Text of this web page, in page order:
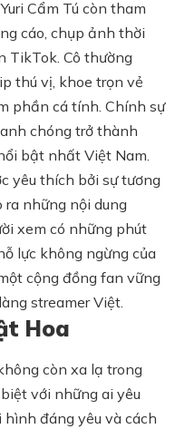
Cẩm Tú còn tham
cáo, chụp ảnh thời
TikTok. Cô thường
thú vị, khoe trọn vẻ
phần cá tính. Chính sự
chóng trở thành
bật nhất Việt Nam.
yêu thích bởi sự tương
ra những nội dung
xem có những phút
lực không ngừng của
cộng đồng fan vững
streamer Việt.
Hoa
còn xa lạ trong
với những ai yêu
đáng yêu và cách